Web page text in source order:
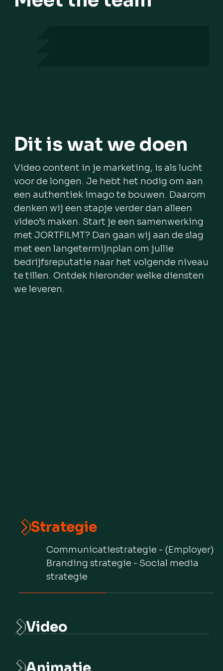
Doe een open sollicitatie
SOLLICITEER VIA MAIL
Dit is wat we doen
Video content in je marketing, is als lucht
voor de longen. Je hebt het nodig om aan
een authentiek imago te bouwen. Daarom
denken wij een stapje verder dan alleen
video’s maken. Start je een samenwerking
met JORTFILMT? Dan gaan wij aan de slag
met een langetermijnplan om jullie
bedrijfsreputatie naar het volgende niveau
te tillen. Ontdek hieronder welke diensten
we leveren.
Strategie
Communicatiestrategie - (Employer)
Branding strategie - Social media
strategie
Video
Campagne video’s - Shortform